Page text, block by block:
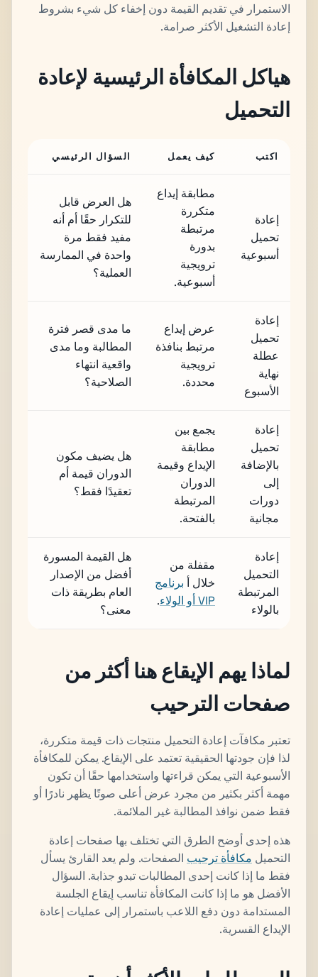
الاستمرار في تقديم القيمة دون إخفاء كل شيء بشروط
إعادة التشغيل الأكثر صرامة.
هياكل المكافأة الرئيسية لإعادة
التحميل
اكتب كيف يعمل السؤال الرئيسي
إعادة
تحميل
أسبوعية
مطابقة إيداع
متكررة
مرتبطة
بدورة
ترويجية
أسبوعية.
هل العرض قابل
للتكرار حقًا أم أنه
مفيد فقط مرة
واحدة في الممارسة
العملية؟
إعادة
تحميل
عطلة
نهاية
الأسبوع
عرض إيداع
مرتبط بنافذة
ترويجية
محددة.
ما مدى قصر فترة
المطالبة وما مدى
واقعية انتهاء
الصلاحية؟
إعادة
تحميل
بالإضافة
إلى
دورات
مجانية
يجمع بين
مطابقة
الإيداع وقيمة
الدوران
المرتبطة
بالفتحة.
هل يضيف مكون
الدوران قيمة أم
تعقيدًا فقط؟
إعادة
التحميل
المرتبطة
بالولاء
مقفلة من
خلال أ برنامج
VIP أو الولاء
.
هل القيمة المسورة
أفضل من الإصدار
العام بطريقة ذات
معنى؟
لماذا يهم الإيقاع هنا أكثر من
صفحات الترحيب
تعتبر مكافآت إعادة التحميل منتجات ذات قيمة متكررة،
لذا فإن جودتها الحقيقية تعتمد على الإيقاع. يمكن للمكافأة
الأسبوعية التي يمكن قراءتها واستخدامها حقًا أن تكون
مهمة أكثر بكثير من مجرد عرض أعلى صوتًا يظهر نادرًا أو
فقط ضمن نوافذ المطالبة غير الملائمة.
هذه إحدى أوضح الطرق التي تختلف بها صفحات إعادة
التحميل مكافأة ترحيب الصفحات. ولم يعد القارئ يسأل
فقط ما إذا كانت إحدى المطالبات تبدو جذابة. السؤال
الأفضل هو ما إذا كانت المكافأة تناسب إيقاع الجلسة
المستدامة دون دفع اللاعب باستمرار إلى عمليات إعادة
الإيداع القسرية.